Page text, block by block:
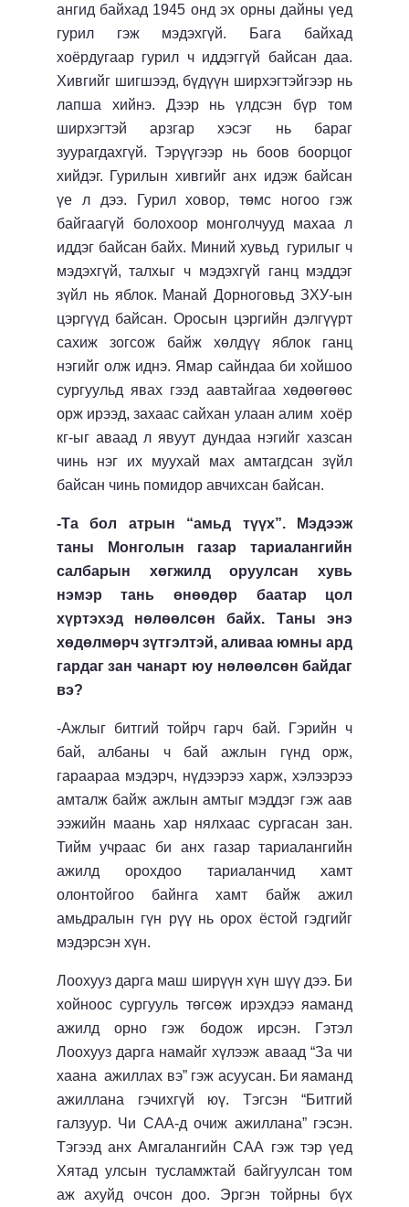
ангид байхад 1945 онд эх орны дайны үед
гурил гэж мэдэхгүй. Бага байхад
хоёрдугаар гурил ч иддэггүй байсан даа.
Хивгийг шигшээд, бүдүүн ширхэгтэйгээр нь
лапша хийнэ. Дээр нь үлдсэн бүр том
ширхэгтэй арзгар хэсэг нь бараг
зуурагдахгүй. Тэрүүгээр нь боов боорцог
хийдэг. Гурилын хивгийг анх идэж байсан
үе л дээ. Гурил ховор, төмс ногоо гэж
байгаагүй болохоор монголчууд махаа л
иддэг байсан байх. Миний хувьд гурилыг ч
мэдэхгүй, талхыг ч мэдэхгүй ганц мэддэг
зүйл нь яблок. Манай Дорноговьд ЗХУ-ын
цэргүүд байсан. Оросын цэргийн дэлгүүрт
сахиж зогсож байж хөлдүү яблок ганц
нэгийг олж иднэ. Ямар сайндаа би хойшоо
сургуульд явах гээд аавтайгаа хөдөөгөөс
орж ирээд, захаас сайхан улаан алим хоёр
кг-ыг аваад л явуут дундаа нэгийг хазсан
чинь нэг их муухай мах амтагдсан зүйл
байсан чинь помидор авчихсан байсан.
-Та бол атрын “амьд түүх”. Мэдээж
таны Монголын газар тариалангийн
салбарын хөгжилд оруулсан хувь
нэмэр тань өнөөдөр баатар цол
хүртэхэд нөлөөлсөн байх. Таны энэ
хөдөлмөрч зүтгэлтэй, аливаа юмны ард
гардаг зан чанарт юу нөлөөлсөн байдаг
вэ?
-Ажлыг битгий тойрч гарч бай. Гэрийн ч
бай, албаны ч бай ажлын гүнд орж,
гараараа мэдэрч, нүдээрээ харж, хэлээрээ
амталж байж ажлын амтыг мэддэг гэж аав
ээжийн маань хар нялхаас сургасан зан.
Тийм учраас би анх газар тариалангийн
ажилд орохдоо тариаланчид хамт
олонтойгоо байнга хамт байж ажил
амьдралын гүн рүү нь орох ёстой гэдгийг
мэдэрсэн хүн.
Лоохууз дарга маш ширүүн хүн шүү дээ. Би
хойноос сургууль төгсөж ирэхдээ яаманд
ажилд орно гэж бодож ирсэн. Гэтэл
Лоохууз дарга намайг хүлээж аваад “За чи
хаана ажиллах вэ” гэж асуусан. Би яаманд
ажиллана гэчихгүй юү. Тэгсэн “Битгий
галзуур. Чи САА-д очиж ажиллана” гэсэн.
Тэгээд анх Амгалангийн САА гэж тэр үед
Хятад улсын тусламжтай байгуулсан том
аж ахуйд очсон доо. Эргэн тойрны бүх